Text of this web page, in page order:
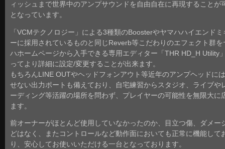
ィッシュまで世界中のアンプサウンドを自由自在に再現することが
となっています。
「VCMテクノロジー」による3種類のBoosterやヤマハハイエンドミ
ーに採用されているものと同じReverb等こだわりのエフェクト群を
ハホームページから入手できる専用エディター「THR HD_H Utility
ってより詳細に設定/変更することが出来ます。
もちろんLINE OUTやヘッドフォンアウト等近年のアンプヘッドに
せない出力ポートも備えており、自宅練習からスタジオ、ライブや
ーディング等活躍の場所を問わず、プレイヤーの可能性を無限大に
ます。
前オーナーがほとんど使用していなかったのか、目立つ傷、ダメー
どはなく、またコントロールなど動作面においても正常に機能して
り、安心してお使いいただける一台となっております。